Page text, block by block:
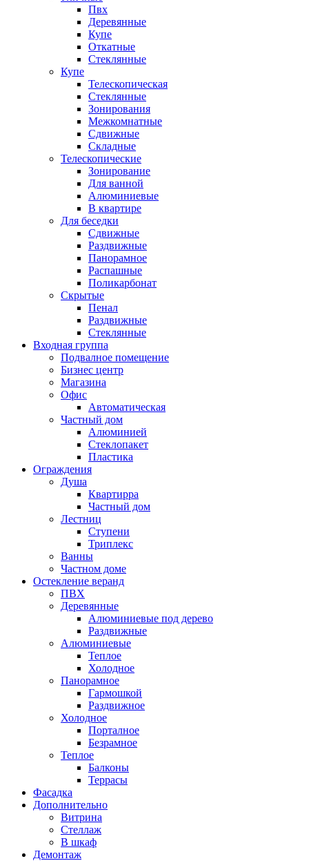
Пвх
Деревянные
Купе
Откатные
Стеклянные
Купе
Телескопическая
Стеклянные
Зонирования
Межкомнатные
Сдвижные
Складные
Телескопические
Зонирование
Для ванной
Алюминиевые
В квартире
Для беседки
Сдвижные
Раздвижные
Панорамное
Распашные
Поликарбонат
Скрытые
Пенал
Раздвижные
Стеклянные
Входная группа
Подвалное помещение
Бизнес центр
Магазина
Офис
Автоматическая
Частный дом
Алюминией
Стеклопакет
Пластика
Ограждения
Душа
Квартирра
Частный дом
Лестниц
Ступени
Триплекс
Ванны
Частном доме
Остекление веранд
ПВХ
Деревянные
Алюминиевые под дерево
Раздвижные
Алюминиевые
Теплое
Холодное
Панорамное
Гармошкой
Раздвижное
Холодное
Порталное
Безрамное
Теплое
Балконы
Террасы
Фасадка
Дополнительно
Витрина
Стеллаж
В шкаф
Демонтаж